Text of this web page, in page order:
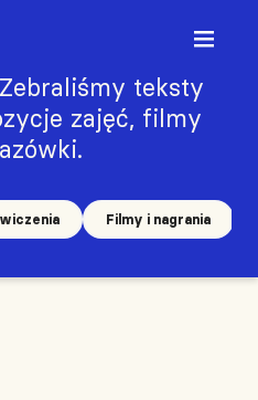
teksty
zajęć, filmy
Filmy i nagrania